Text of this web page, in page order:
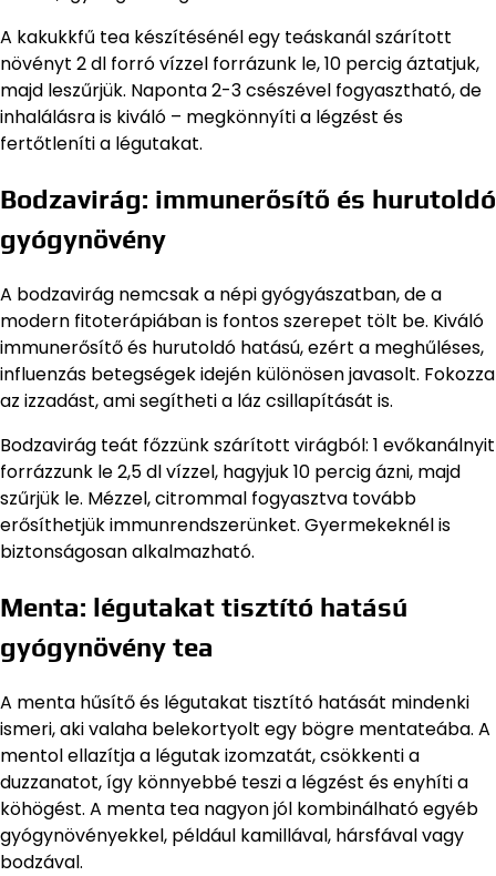
A kakukkfű tea készítésénél egy teáskanál szárított
növényt 2 dl forró vízzel forrázunk le, 10 percig áztatjuk,
majd leszűrjük. Naponta 2-3 csészével fogyasztható, de
inhalálásra is kiváló – megkönnyíti a légzést és
fertőtleníti a légutakat.
Bodzavirág: immunerősítő és hurutoldó
gyógynövény
A bodzavirág nemcsak a népi gyógyászatban, de a
modern fitoterápiában is fontos szerepet tölt be. Kiváló
immunerősítő és hurutoldó hatású, ezért a meghűléses,
influenzás betegségek idején különösen javasolt. Fokozza
az izzadást, ami segítheti a láz csillapítását is.
Bodzavirág teát főzzünk szárított virágból: 1 evőkanálnyit
forrázzunk le 2,5 dl vízzel, hagyjuk 10 percig ázni, majd
szűrjük le. Mézzel, citrommal fogyasztva tovább
erősíthetjük immunrendszerünket. Gyermekeknél is
biztonságosan alkalmazható.
Menta: légutakat tisztító hatású
gyógynövény tea
A menta hűsítő és légutakat tisztító hatását mindenki
ismeri, aki valaha belekortyolt egy bögre mentateába. A
mentol ellazítja a légutak izomzatát, csökkenti a
duzzanatot, így könnyebbé teszi a légzést és enyhíti a
köhögést. A menta tea nagyon jól kombinálható egyéb
gyógynövényekkel, például kamillával, hársfával vagy
bodzával.